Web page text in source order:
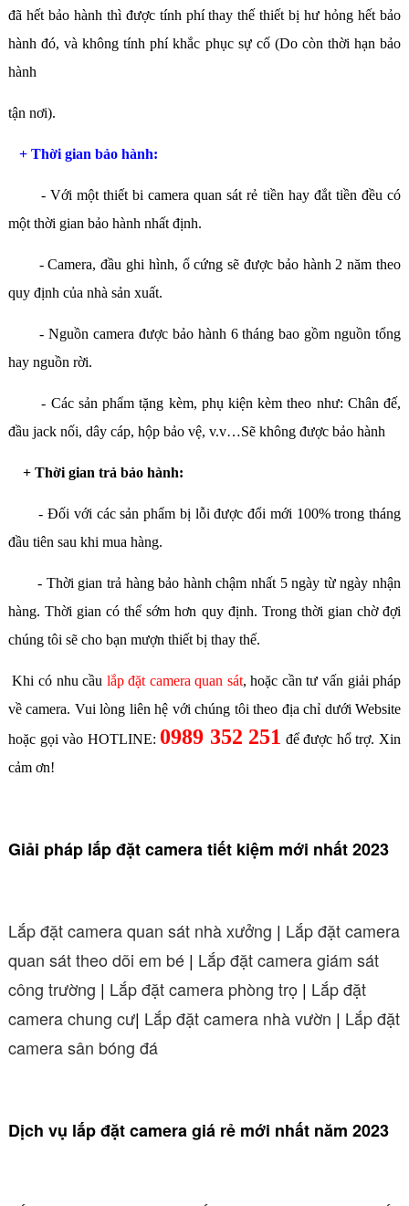
đã hết bảo hành thì được tính phí thay thế thiết bị hư hỏng hết bảo
hành đó, và không tính phí khắc phục sự cố (Do còn thời hạn bảo
hành
tận nơi).
+ Thời gian bảo hành:
- Với một thiết bi camera quan sát rẻ tiền hay đắt tiền đều có
một thời gian bảo hành nhất định.
- Camera, đầu ghi hình, ổ cứng sẽ được bảo hành 2 năm theo
quy định của nhà sản xuất.
- Nguồn camera được bảo hành 6 tháng bao gồm nguồn tổng
hay nguồn rời.
- Các sản phẩm tặng kèm, phụ kiện kèm theo như: Chân đế,
đầu jack nối, dây cáp, hộp bảo vệ, v.v…Sẽ không được bảo hành
+ Thời gian trả bảo hành:
- Đối với các sản phẩm bị lỗi được đổi mới 100% trong tháng
đầu tiên sau khi mua hàng.
- Thời gian trả hàng bảo hành chậm nhất 5 ngày từ ngày nhận
hàng. Thời gian có thể sớm hơn quy định. Trong thời gian chờ đợi
chúng tôi sẽ cho bạn mượn thiết bị thay thế.
Khi có nhu cầu lắp đặt camera quan sát, hoặc cần tư vấn giải pháp
về camera. Vui lòng liên hệ với chúng tôi theo địa chỉ dưới Website
hoặc gọi vào HOTLINE: 0989 352 251 để được hổ trợ. Xin
cảm ơn!
Giải pháp lắp đặt camera tiết kiệm mới nhất 2023
Lắp đặt camera quan sát nhà xưởng | Lắp đặt camera
quan sát theo dõi em bé| Lắp đặt camera giám sát
công trường | Lắp đặt camera phòng trọ | Lắp đặt
camera chung cư| Lắp đặt camera nhà vườn | Lắp đặt
camera sân bóng đá
Dịch vụ lắp đặt camera giá rẻ mới nhất năm 2023